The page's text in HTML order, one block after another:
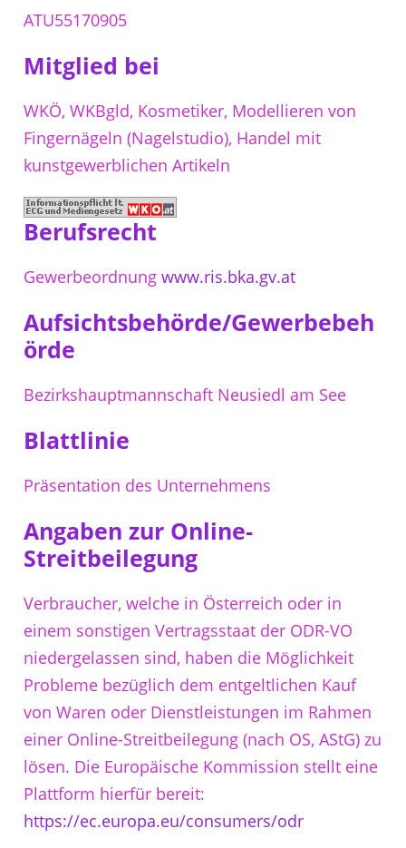
ATU55170905
Mitglied bei
WKÖ, WKBgld, Kosmetiker, Modellieren von
Fingernägeln (Nagelstudio), Handel mit
kunstgewerblichen Artikeln
Berufsrecht
Gewerbeordnung www.ris.bka.gv.at
Aufsichtsbehörde/Gewerbebeh
örde
Bezirkshauptmannschaft Neusiedl am See
Blattlinie
Präsentation des Unternehmens
Angaben zur Online-
Streitbeilegung
Verbraucher, welche in Österreich oder in
einem sonstigen Vertragsstaat der ODR-VO
niedergelassen sind, haben die Möglichkeit
Probleme bezüglich dem entgeltlichen Kauf
von Waren oder Dienstleistungen im Rahmen
einer Online-Streitbeilegung (nach OS, AStG) zu
lösen. Die Europäische Kommission stellt eine
Plattform hierfür bereit:
https://ec.europa.eu/consumers/odr